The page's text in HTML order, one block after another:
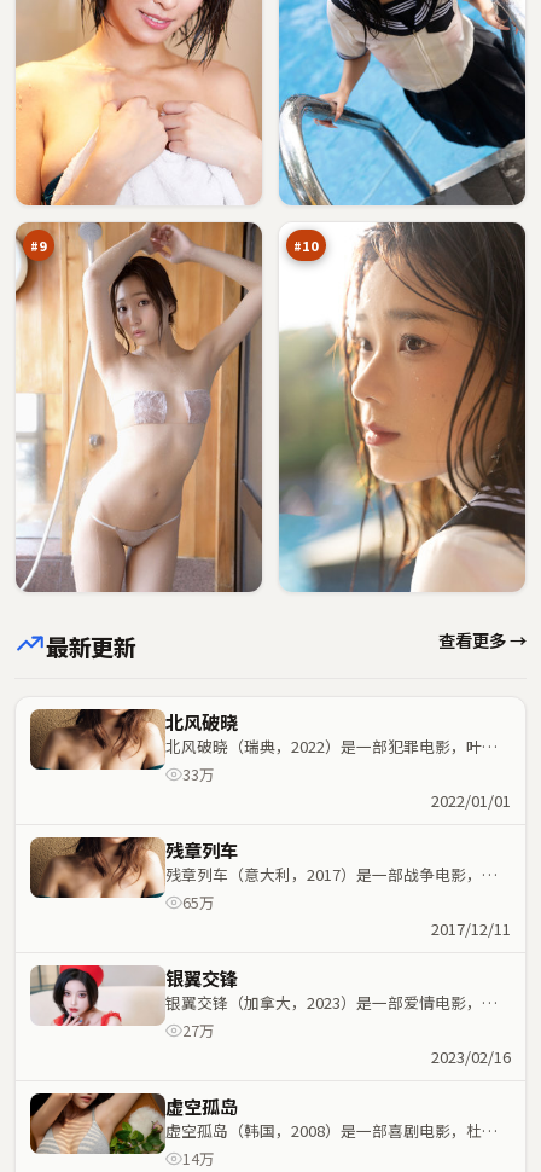
#9
海
密
令
87
万
#10
雨
巷
十
字
口
86
万
最新更新 查看更多 →
北风破晓
北风破晓（瑞典，2022）是一部犯罪电影，叶伟
信执导，玛丽昂·歌迪亚、汤姆·哈迪等主演；犯
罪元素与人物命运紧密交织，节奏紧凑。
33万
2022/01/01
残章列车
残章列车（意大利，2017）是一部战争电影，宫
崎骏执导，雷佳音、王凯等主演；战争元素与人物
65万
2017/12/11
银翼交锋
银翼交锋（加拿大，2023）是一部爱情电影，叶
伟信执导，张子枫、梁家辉等主演；爱情元素与人
27万
2023/02/16
虚空孤岛
虚空孤岛（韩国，2008）是一部喜剧电影，杜琪
峰执导，白宇、迪丽热巴等主演；喜剧元素与人物
14万